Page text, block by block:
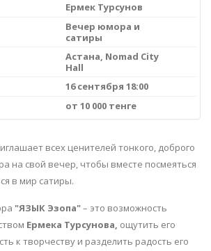
Ермек Турсунов
Вечер юмора и
сатиры
Астана, Nomad City
Hall
16 сентября 18:00
от 10 000 тенге
всех ценителей тонкого, доброго
на свой вечер, чтобы вместе посмеяться
в мир сатиры.
"ЯЗЫК Эзопа"– это возможность
Ермека Турсунова, ощутить его
к творчеству и разделить радость его